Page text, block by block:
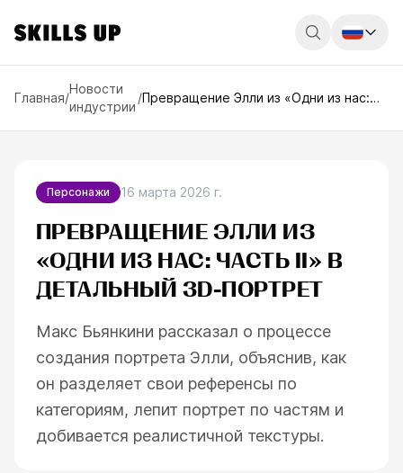
Главная/
Новости
индустрии
/Превращение Элли из «Одни из нас:
Персонажи 16 марта 2026 г.
ПРЕВРАЩЕНИЕ ЭЛЛИ ИЗ
«ОДНИ ИЗ НАС: ЧАСТЬ II» В
ДЕТАЛЬНЫЙ 3D-ПОРТРЕТ
Макс Бьянкини рассказал о процессе
создания портрета Элли, объяснив, как
он разделяет свои референсы по
категориям, лепит портрет по частям и
добивается реалистичной текстуры.